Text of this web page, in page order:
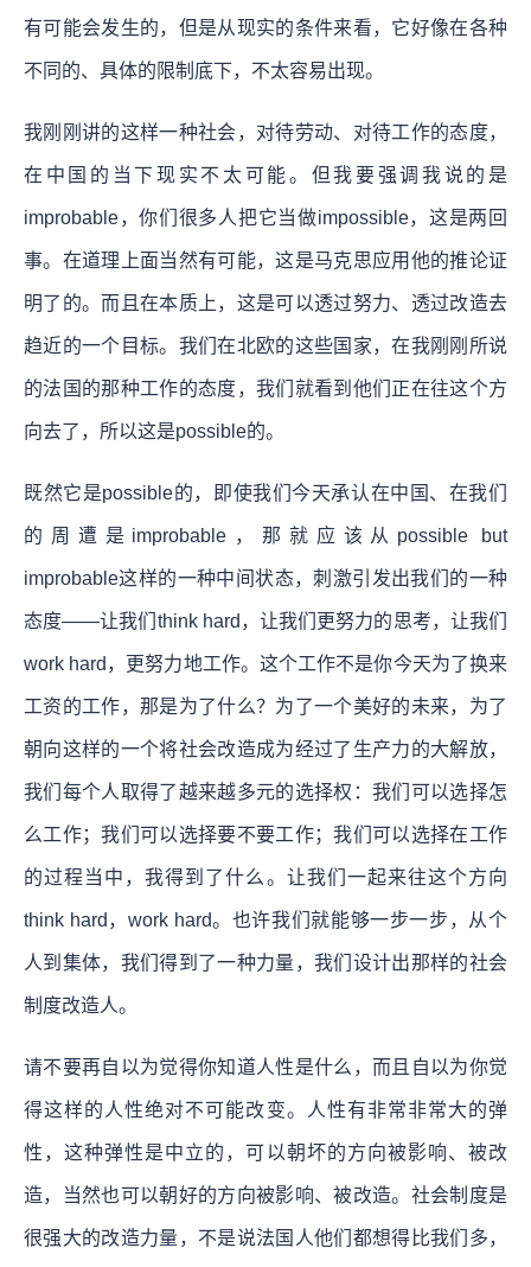
有可能会发生的，但是从现实的条件来看，它好像在各种
不同的、具体的限制底下，不太容易出现。
我刚刚讲的这样一种社会，对待劳动、对待工作的态度，
在中国的当下现实不太可能。但我要强调我说的是
improbable，你们很多人把它当做impossible，这是两回
事。在道理上面当然有可能，这是马克思应用他的推论证
明了的。而且在本质上，这是可以透过努力、透过改造去
趋近的一个目标。我们在北欧的这些国家，在我刚刚所说
的法国的那种工作的态度，我们就看到他们正在往这个方
向去了，所以这是possible的。
既然它是possible的，即使我们今天承认在中国、在我们
的周遭是improbable，那就应该从possible but
improbable这样的一种中间状态，刺激引发出我们的一种
态度——让我们think hard，让我们更努力的思考，让我们
work hard，更努力地工作。这个工作不是你今天为了换来
工资的工作，那是为了什么？为了一个美好的未来，为了
朝向这样的一个将社会改造成为经过了生产力的大解放，
我们每个人取得了越来越多元的选择权：我们可以选择怎
么工作；我们可以选择要不要工作；我们可以选择在工作
的过程当中，我得到了什么。让我们一起来往这个方向
think hard，work hard。也许我们就能够一步一步，从个
人到集体，我们得到了一种力量，我们设计出那样的社会
制度改造人。
请不要再自以为觉得你知道人性是什么，而且自以为你觉
得这样的人性绝对不可能改变。人性有非常非常大的弹
性，这种弹性是中立的，可以朝坏的方向被影响、被改
造，当然也可以朝好的方向被影响、被改造。社会制度是
很强大的改造力量，不是说法国人他们都想得比我们多，